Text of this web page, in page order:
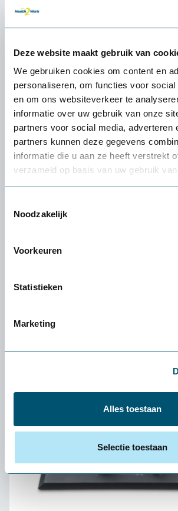
Deze website maakt gebruik van
We gebruiken cookies om content en
personaliseren, om functies voor social
en om ons websiteverkeer te
informatie over uw gebruik van onze
partners voor social media, adverteren
partners kunnen deze gegevens
informatie die u aan ze heeft verstrekt
verzameld op basis van uw gebruik
Noodzakelijk
Voorkeuren
Statistieken
Marketing
Alles toestaan
Selectie toestaan